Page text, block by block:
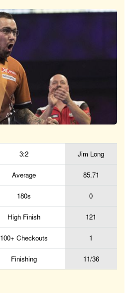
3:2 Jim Long
Average 85.71
180s 0
High Finish 121
100+ Checkouts 1
Finishing 11/36